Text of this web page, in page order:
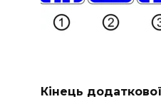
Кінець